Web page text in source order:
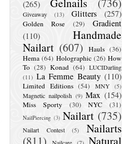
(265)
Giveaway (13) Glitters (257)
Golden Rose (29)
Gradient
(110)
Handmade
Nailart (607) Hauls (36)
Hema (64) Holographic (26) How
To (28) Konad (64) LUCIDarling
(11) La Femme Beauty (110)
Limited Editions (54) MNY (5)
Magnetic nailpolish (9) Max (154)
Miss Sporty (30) NYC (31)
NailPiercing (3) Nailart (735)
Nailart Contest (5)
Nailarts
(811)
Nailcare (7) Natural